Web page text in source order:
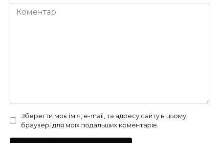
Коментар
Зберегти моє ім'я, e-mail, та адресу сайту в цьому
браузері для моїх подальших коментарів.